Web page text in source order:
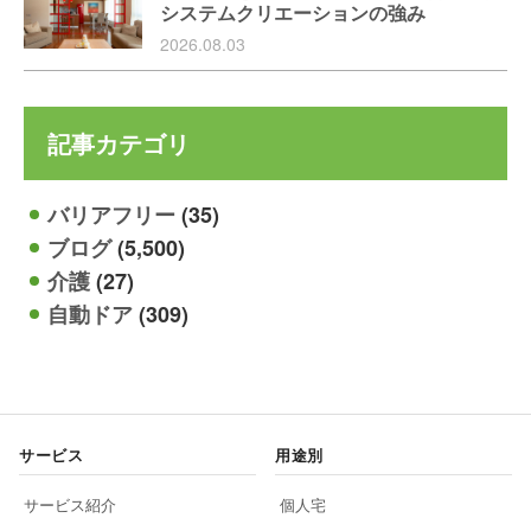
システムクリエーションの強み
2026.08.03
記事カテゴリ
バリアフリー(35)
ブログ(5,500)
介護(27)
自動ドア(309)
サービス
サービス紹介
用途別
個人宅